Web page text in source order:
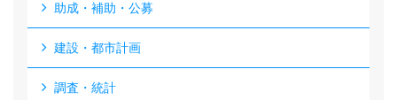
助成・補助・公募
建設・都市計画
調査・統計